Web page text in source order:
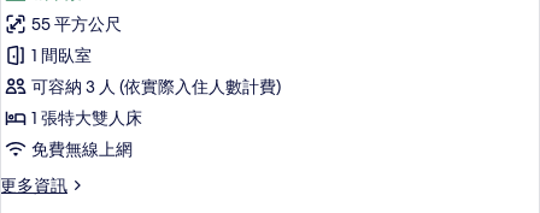
觀,
邊
間
(Corner)
的
所
人
床,
城
市
景
觀,
邊
(Corner)
行
政
開
放
式
套
房,
55 平方公尺
1 間臥室
可容納 3 人 (依實際入住人數計費)
1 張特大雙人床
免費無線上網
更多資訊
更